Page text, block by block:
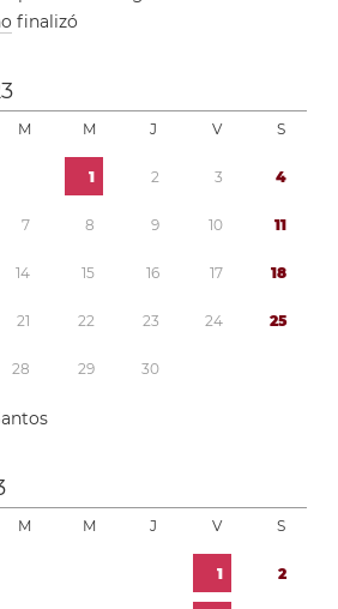
finalizó
M M J V S
1 2 3 4
7 8 9 10 11
14 15 16 17 18
21 22 23 24 25
28 29 30
M M J V S
1 2